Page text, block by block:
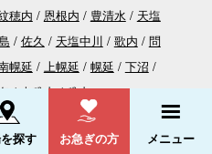
穂内 恩根内 豊清水
天塩
佐久 天塩中川 歌内
問
幌延 上幌延 幌延
下沼
南稚内
稚内
岡 将軍山
東雲 上川 上白滝 白滝
電話をかける
探す お急ぎの方 メニュー